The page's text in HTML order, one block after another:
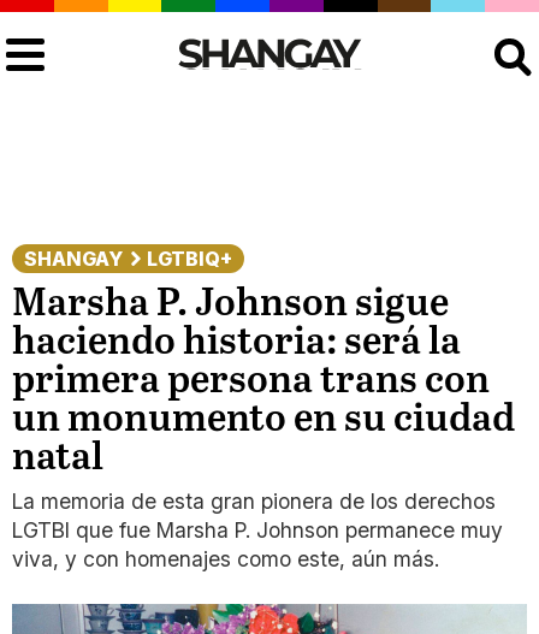
SHANGAY LGTBIQ+
Marsha P. Johnson sigue
haciendo historia: será la
primera persona trans con
un monumento en su ciudad
natal
La memoria de esta gran pionera de los derechos
LGTBI que fue Marsha P. Johnson permanece muy
viva, y con homenajes como este, aún más.